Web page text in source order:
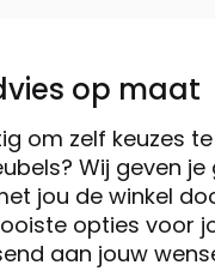
op maat
om zelf keuzes
Wij geven
jou de winkel
opties voor
aan jouw